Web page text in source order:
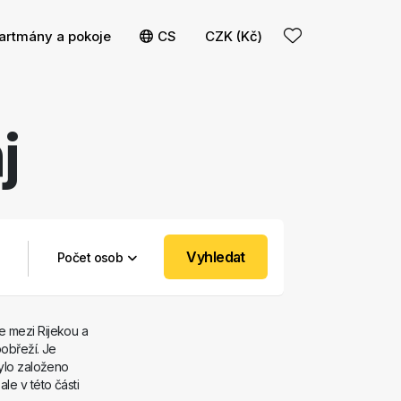
a pokoje CS CZK (Kč)
Počet osob Vyhledat
mezi Rijekou a
Je
založeno
v této části